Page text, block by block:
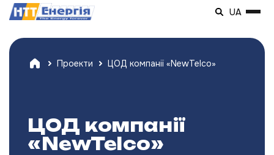
UA
Проекти ЦОД компанії «NewTelco»
ЦОД компанії
«NewTelco»